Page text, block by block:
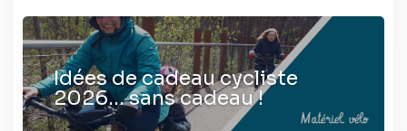
Idées de cadeau cycliste
2026… sans cadeau !